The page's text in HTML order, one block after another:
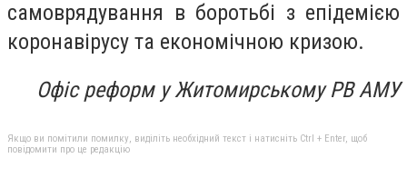
самоврядування в боротьбі з епідемією
коронавірусу та економічною кризою.
Офіс реформ у Житомирському РВ АМУ
Якщо ви помітили помилку, виділіть необхідний текст і натисніть Ctrl + Enter, щоб
повідомити про це редакцію